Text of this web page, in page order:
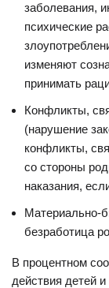
заболевания,
психические
изменяют
принимать
Конфликты,
(нарушение
конфликты,
со стороны
наказания,
Материально-
безработица
В процентном
действия детей